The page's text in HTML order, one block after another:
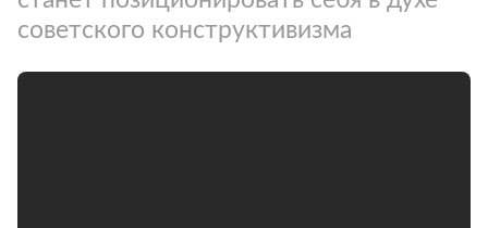
советского конструктивизма